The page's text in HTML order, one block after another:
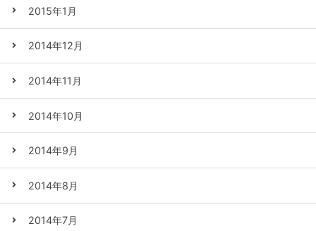
2015年1月
2014年12月
2014年11月
2014年10月
2014年9月
2014年8月
2014年7月